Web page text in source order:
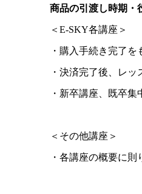
商品の引渡し時期・
＜E-SKY各講座＞
・購入手続き完了を
・決済完了後、レ
・新卒講座、既卒
＜その他講座＞
・各講座の概要に則